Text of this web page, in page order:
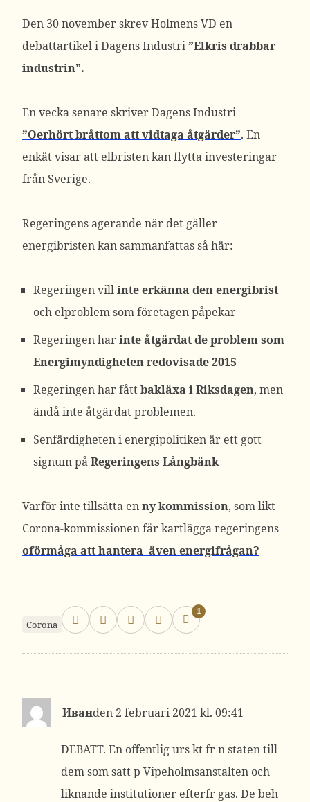
Den 30 november skrev Holmens VD en
debattartikel i Dagens Industri”Elkris drabbar
industrin”.
En vecka senare skriver Dagens Industri
”Oerhört bråttom att vidtaga åtgärder”. En
enkät visar att elbristen kan flytta investeringar
från Sverige.
Regeringens agerande när det gäller
energibristen kan sammanfattas så här:
Regeringen villinte erkänna den energibrist
och elproblem som företagen påpekar
Regeringen harinte åtgärdat de problem som
Energimyndigheten redovisade2015
Regeringen har fåttbakläxa i Riksdagen, men
ändå inte åtgärdat problemen.
Senfärdigheten i energipolitiken är ett gott
signum påRegeringens Långbänk
Varför inte tillsätta enny kommission, som likt
Corona-kommissionen får kartlägga regeringens
oförmåga att hantera även energifrågan?
Corona
1
Иван 2 februari 2021 kl. 09:41
DEBATT. En offentlig urs kt fr n staten till
dem som satt p Vipeholmsanstalten och
liknande institutioner efterfr gas. De beh